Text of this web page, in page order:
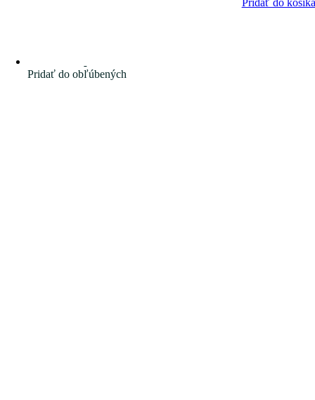
Pridať do košíka
Pridať do obľúbených